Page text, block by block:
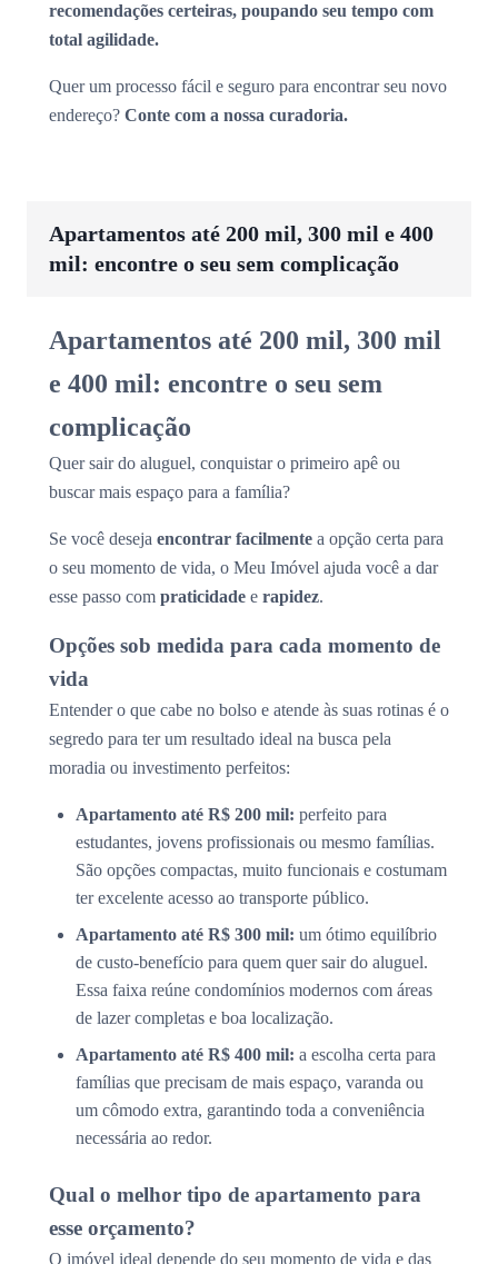
recomendações certeiras, poupando seu tempo com
total agilidade.
Quer um processo fácil e seguro para encontrar seu novo
endereço? Conte com a nossa curadoria.
Apartamentos até 200 mil, 300 mil e 400
mil: encontre o seu sem complicação
Apartamentos até 200 mil, 300 mil
e 400 mil: encontre o seu sem
complicação
Quer sair do aluguel, conquistar o primeiro apê ou
buscar mais espaço para a família?
Se você deseja encontrar facilmente a opção certa para
o seu momento de vida, o Meu Imóvel ajuda você a dar
esse passo com praticidade e rapidez.
Opções sob medida para cada momento de
vida
Entender o que cabe no bolso e atende às suas rotinas é o
segredo para ter um resultado ideal na busca pela
moradia ou investimento perfeitos:
Apartamento até R$ 200 mil: perfeito para
estudantes, jovens profissionais ou mesmo famílias.
São opções compactas, muito funcionais e costumam
ter excelente acesso ao transporte público.
Apartamento até R$ 300 mil: um ótimo equilíbrio
de custo-benefício para quem quer sair do aluguel.
Essa faixa reúne condomínios modernos com áreas
de lazer completas e boa localização.
Apartamento até R$ 400 mil: a escolha certa para
famílias que precisam de mais espaço, varanda ou
um cômodo extra, garantindo toda a conveniência
necessária ao redor.
Qual o melhor tipo de apartamento para
esse orçamento?
O imóvel ideal depende do seu momento de vida e das